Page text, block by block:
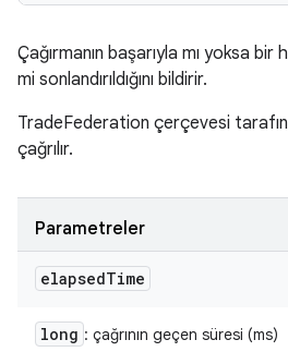
Çağırmanın başarıyla mı yoksa
mi sonlandırıldığını bildirir.
TradeFederation çerçevesi
çağrılır.
Parametreler
elapsedTime
long : çağrının geçen süresi (ms)